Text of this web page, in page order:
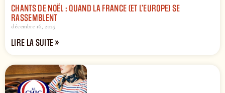
CHANTS DE NOËL : QUAND LA FRANCE (ET L’EUROPE) SE
RASSEMBLENT
décembre 16, 2025
LIRE LA SUITE »